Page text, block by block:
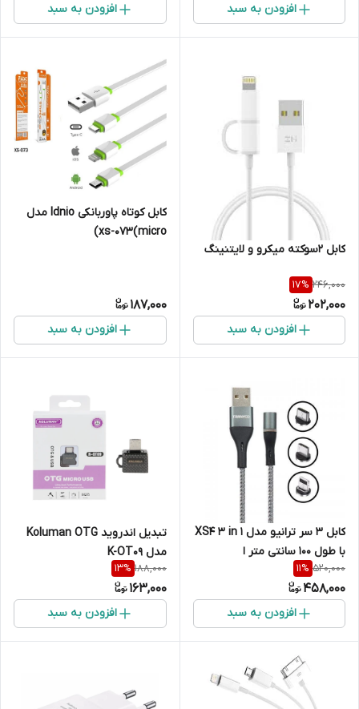
افزودن به سبد افزودن به سبد
کابل 2سوکته میکرو و لایتنینگ
246,000
17%
202,000
افزودن به سبد
کابل کوتاه پاوربانکی ldnio مدل
xs-073(micro)
187,000
افزودن به سبد
کابل ۳ سر ترانیو مدل XS4 3 in 1
با طول ۱۰۰ سانتی متر ا
520,000
11%
458,000
افزودن به سبد
تبدیل اندروید Koluman OTG
مدل K-OT09
188,000
13%
163,000
افزودن به سبد